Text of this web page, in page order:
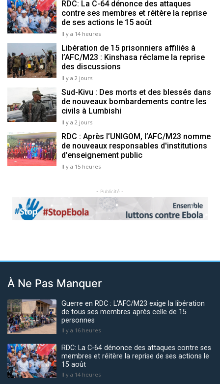
RDC: La C-64 dénonce des attaques
contre ses membres et réitère la reprise
de ses actions le 15 août
Il y a 14 heures
Libération de 15 prisonniers affiliés à
l’AFC/M23 : Kinshasa réclame la reprise
des discussions
Il y a 2 jours
Sud-Kivu : Des morts et des blessés dans
de nouveaux bombardements contre les
civils à Lumbishi
Il y a 2 jours
RDC : Après l’UNIGOM, l’AFC/M23 nomme
de nouveaux responsables d'institutions
d’enseignement public
Il y a 15 heures
- Publicité -
Previous Next
À Ne Pas Manquer
Guerre en RDC : L'AFC/M23 exige la libération
de tous ses membres après celle de 15
personnes
Il y a 16 heures
RDC: La C-64 dénonce des attaques contre ses
membres et réitère la reprise de ses actions le
15 août
Il y a 14 heures